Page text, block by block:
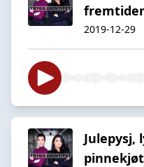
2019-12-29
Julepysj,